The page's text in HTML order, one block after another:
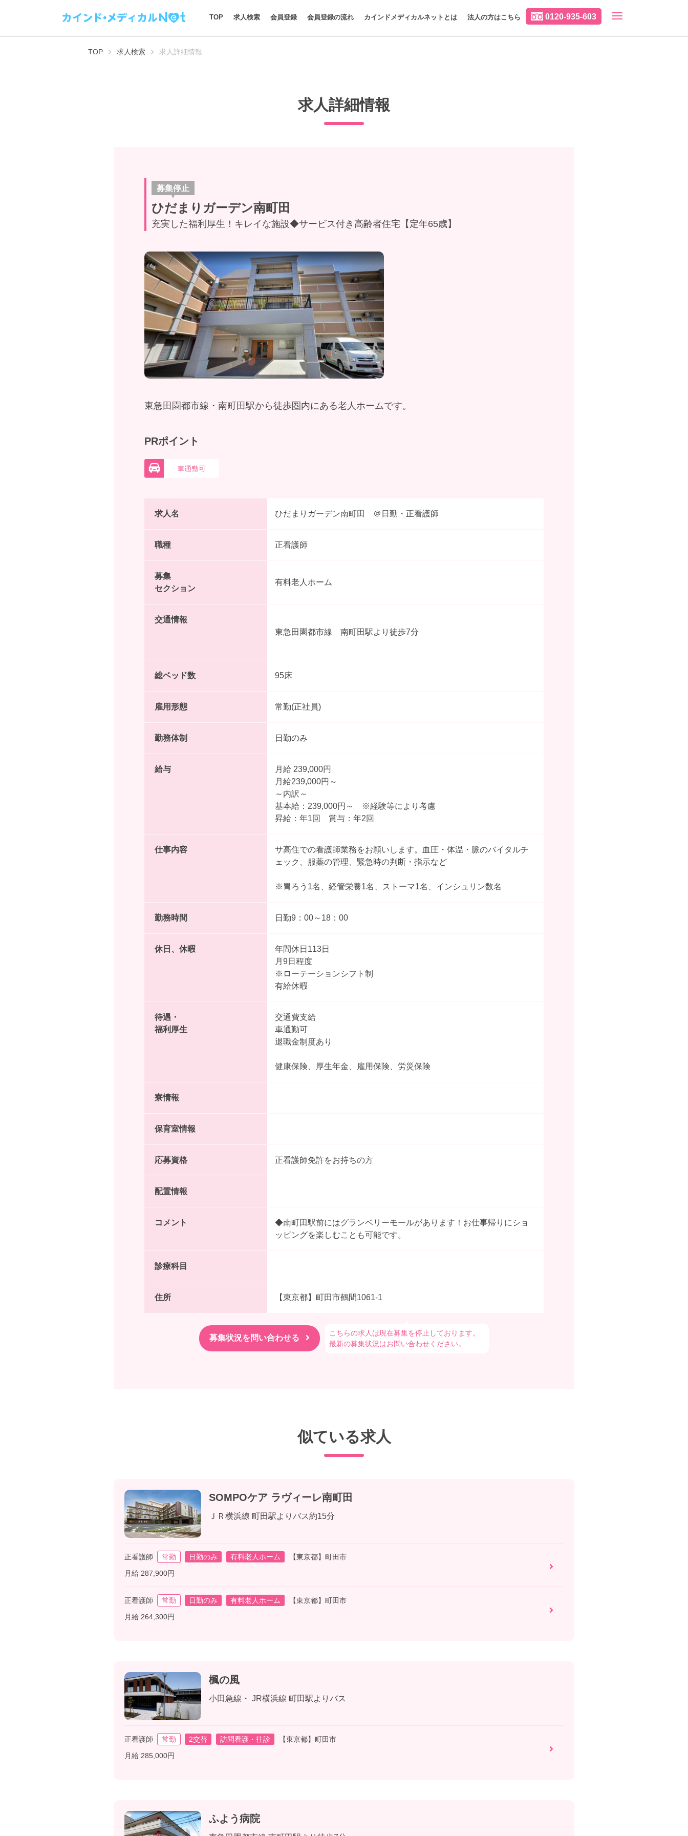
0120-935-603
TOP 求人検索 会員登録 会員登録の流れ カインドメディカルネットとは 法人の方はこちら
TOP 求人検索 求人詳細情報
求人詳細情報
募集停止
ひだまりガーデン南町田
充実した福利厚生！キレイな施設◆サービス付き高齢者住宅【定年65歳】
東急田園都市線・南町田駅から徒歩圏内にある老人ホームです。
PRポイント
求人名 ひだまりガーデン南町田 ＠日勤・正看護師
職種 正看護師
募集
セクション
有料老人ホーム
交通情報
東急田園都市線 南町田駅より徒歩7分
総ベッド数 95床
雇用形態 常勤(正社員)
勤務体制 日勤のみ
給与
月給 239,000円
月給239,000円～
～内訳～
基本給：239,000円～ ※経験等により考慮
昇給：年1回 賞与：年2回
仕事内容
サ高住での看護師業務をお願いします。血圧・体温・脈のバイタルチ
ェック、服薬の管理、緊急時の判断・指示など
※胃ろう1名、経管栄養1名、ストーマ1名、インシュリン数名
勤務時間 日勤9：00～18：00
休日、休暇
年間休日113日
月9日程度
※ローテーションシフト制
有給休暇
待遇・
福利厚生
交通費支給
車通勤可
退職金制度あり
健康保険、厚生年金、雇用保険、労災保険
寮情報
保育室情報
応募資格 正看護師免許をお持ちの方
配置情報
コメント
◆南町田駅前にはグランベリーモールがあります！お仕事帰りにショ
ッピングを楽しむことも可能です。
診療科目
住所 【東京都】町田市鶴間1061-1
こちらの求人は現在募集を停止しております。
最新の募集状況はお問い合わせください。
似ている求人
SOMPOケア ラヴィーレ南町田
ＪＲ横浜線 町田駅よりバス約15分
正看護師 常勤 日勤のみ 有料老人ホーム
【東京都】町田市
月給 287,900円
正看護師 常勤 日勤のみ 有料老人ホーム
【東京都】町田市
月給 264,300円
楓の風
小田急線・ JR横浜線 町田駅よりバス
正看護師 常勤 2交替 訪問看護・往診
【東京都】町田市
月給 285,000円
ふよう病院